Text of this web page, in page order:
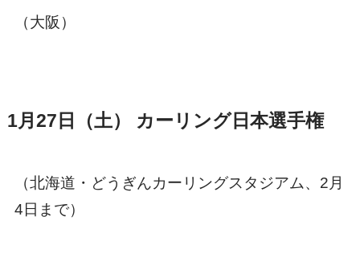
（大阪）
1月27日（土） カーリング日本選手権
（北海道・どうぎんカーリングスタジアム、2月
4日まで）